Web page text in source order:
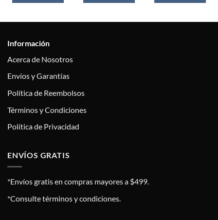
Información
Acerca de Nosotros
Envíos y Garantías
Política de Reembolsos
Términos y Condiciones
Política de Privacidad
ENVÍOS GRATIS
*Envíos gratis en compras mayores a $499.
*Consulte términos y condiciones.